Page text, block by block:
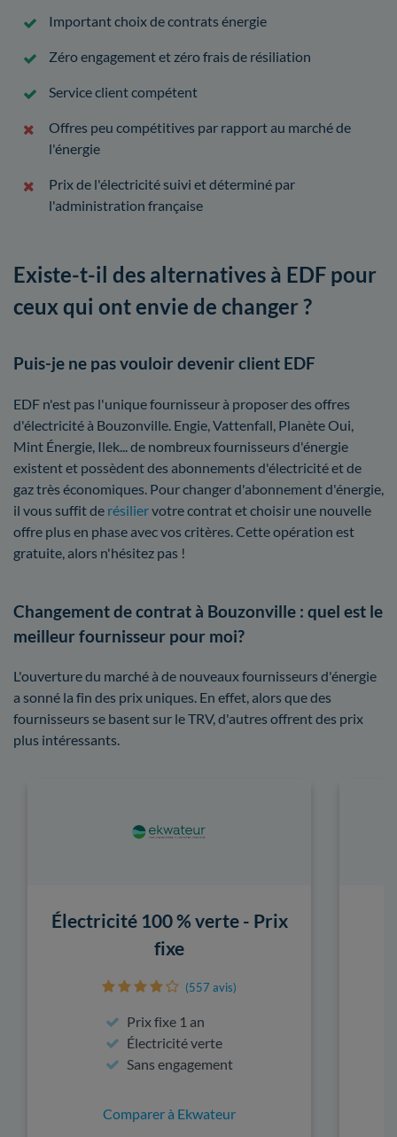
Important choix de contrats énergie
Zéro engagement et zéro frais de résiliation
Service client compétent
Offres peu compétitives par rapport au marché de
l'énergie
Prix de l'électricité suivi et déterminé par
l'administration française
Existe-t-il des alternatives à EDF pour
ceux qui ont envie de changer ?
Puis-je ne pas vouloir devenir client EDF
EDF n'est pas l'unique fournisseur à proposer des offres
d'électricité à Bouzonville. Engie, Vattenfall, Planète Oui,
Mint Énergie, Ilek... de nombreux fournisseurs d'énergie
existent et possèdent des abonnements d'électricité et de
gaz très économiques. Pour changer d'abonnement d'énergie,
il vous suffit de résiliervotre contrat et choisir une nouvelle
offre plus en phase avec vos critères. Cette opération est
gratuite, alors n'hésitez pas !
Changement de contrat à Bouzonville : quel est le
meilleur fournisseur pour moi?
L'ouverture du marché à de nouveaux fournisseurs d'énergie
a sonné la fin des prix uniques. En effet, alors que des
fournisseurs se basent sur le TRV, d'autres offrent des prix
plus intéressants.
Électricité 100 % verte - Prix
fixe
(557 avis)
Prix fixe 1 an
Électricité verte
Sans engagement
Comparer à Ekwateur